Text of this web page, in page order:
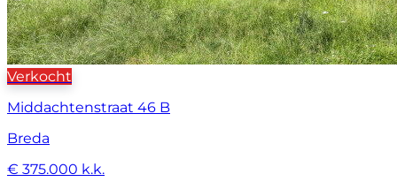
Verkocht
Middachtenstraat 46 B
Breda
€ 375.000 k.k.